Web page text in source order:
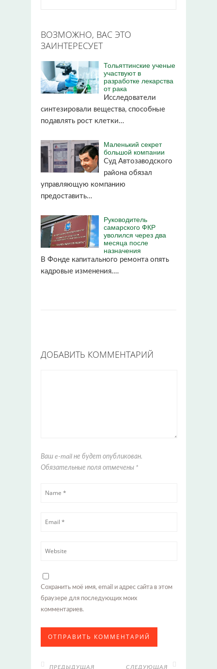
ВОЗМОЖНО, ВАС ЭТО
ЗАИНТЕРЕСУЕТ
Тольяттинские ученые
участвуют в
разработке лекарства
от рака
Исследователи
синтезировали вещества, способные
подавлять рост клетки…
Маленький секрет
большой компании
Суд Автозаводского
района обязал
управляющую компанию
предоставить…
Руководитель
самарского ФКР
уволился через два
месяца после
назначения
В Фонде капитального ремонта опять
кадровые изменения.…
ДОБАВИТЬ КОММЕНТАРИЙ
Ваш e-mail не будет опубликован.
Обязательные поля отмечены *
Сохранить моё имя, email и адрес сайта в этом
браузере для последующих моих
комментариев.
ПРЕДЫДУЩАЯ СЛЕДУЮЩАЯ